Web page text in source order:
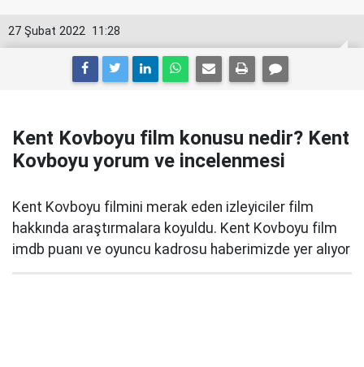
11:28
27 Şubat 2022
Kent Kovboyu film konusu nedir? Kent
Kovboyu yorum ve incelenmesi
Kent Kovboyu filmini merak eden izleyiciler film
hakkında araştırmalara koyuldu. Kent Kovboyu film
imdb puanı ve oyuncu kadrosu haberimizde yer alıyor